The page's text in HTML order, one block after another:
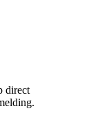
direct